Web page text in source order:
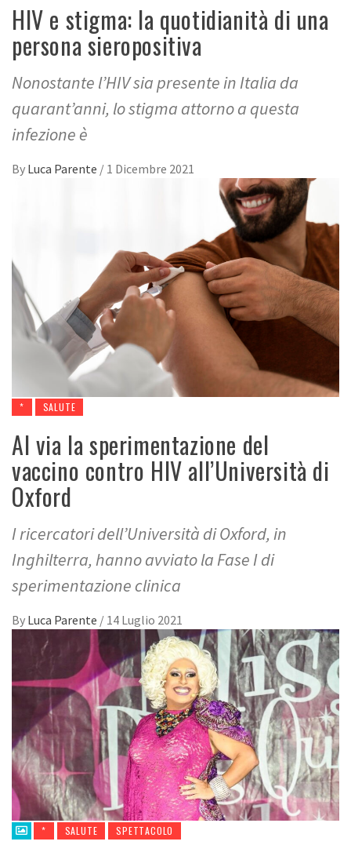
HIV e stigma: la quotidianità di una
persona sieropositiva
Nonostante l’HIV sia presente in Italia da
quarant’anni, lo stigma attorno a questa
infezione è
By Luca Parente / 1 Dicembre 2021
* SALUTE
Al via la sperimentazione del
vaccino contro HIV all’Università di
Oxford
I ricercatori dell’Università di Oxford, in
Inghilterra, hanno avviato la Fase I di
sperimentazione clinica
By Luca Parente / 14 Luglio 2021
* SALUTE SPETTACOLO